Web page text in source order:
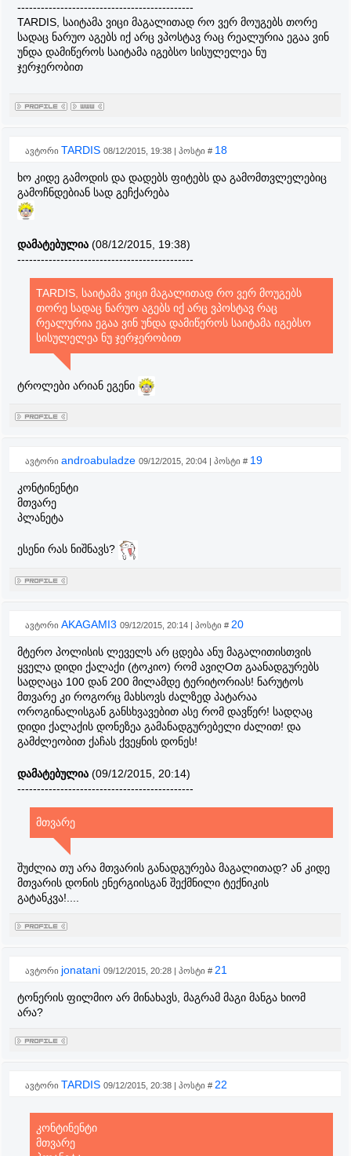
---------------------------------------------
TARDIS, საიტამა ვიცი მაგალითად რო ვერ მოუგებს თორე
სადაც ნარუო აგებს იქ არც ვპოსტავ რაც რეალურია ეგაა ვინ
უნდა დამიწეროს საიტამა იგებსო სისულელეა ნუ
ჯერჯერობით
ავტორი TARDIS 08/12/2015, 19:38 | პოსტი # 18
ხო კიდე გამოდის და დადებს ფიტებს და გამომთვლელებიც
გამოჩნდებიან სად გეჩქარება
დამატებულია (08/12/2015, 19:38)
---------------------------------------------
TARDIS, საიტამა ვიცი მაგალითად რო ვერ მოუგებს
თორე სადაც ნარუო აგებს იქ არც ვპოსტავ რაც
რეალურია ეგაა ვინ უნდა დამიწეროს საიტამა იგებსო
სისულელეა ნუ ჯერჯერობით
ტროლები არიან ეგენი
ავტორი androabuladze 09/12/2015, 20:04 | პოსტი # 19
კონტინენტი
მთვარე
პლანეტა
ესენი რას ნიშნავს?
ავტორი AKAGAMI3 09/12/2015, 20:14 | პოსტი # 20
მტერო პოლისის ლეველს არ ცდება ანუ მაგალითისთვის
ყველა დიდი ქალაქი (ტოკიო) რომ ავიღOთ გაანადგურებს
სადღაცა 100 დან 200 მილამდე ტერიტორიას! ნარუტოს
მთვარე კი როგორც მახსოვს ძალზედ პატარაა
ოროგინალისგან განსხვავებით ასე რომ დავწერ! სადღაც
დიდი ქალაქის დონეზეა გამანადგურებელი ძალით! და
გამძლეობით ქაჩას ქვეყნის დონეს!
დამატებულია (09/12/2015, 20:14)
---------------------------------------------
მთვარე
შუძლია თუ არა მთვარის განადგურება მაგალითად? ან კიდე
მთვარის დონის ენერგიისგან შექმნილი ტექნიკის
გატანკვა!....
ავტორი jonatani 09/12/2015, 20:28 | პოსტი # 21
ტონერის ფილმიო არ მინახავს, მაგრამ მაგი მანგა ხიომ
არა?
ავტორი TARDIS 09/12/2015, 20:38 | პოსტი # 22
კონტინენტი
მთვარე